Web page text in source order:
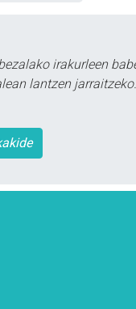
irakurleen
lantzen jarraitzeko.